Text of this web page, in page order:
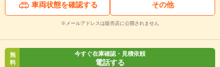
車両状態を確認する その他
※メールアドレスは販売店に公開されません
無
料
今すぐ在庫確認・見積依頼
電話する